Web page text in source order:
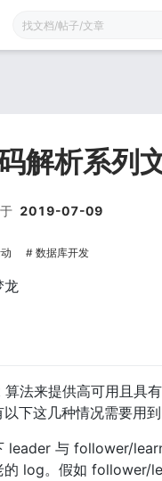
解析系列
2019-07-09
数据库开发
龙
法来提供高可用且具
下这几种情况需要用
leader 与 follower/
的 log。假如 follower/